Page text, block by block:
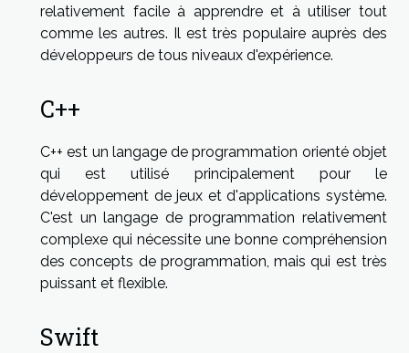
relativement facile à apprendre et à utiliser tout
comme les autres. Il est très populaire auprès des
développeurs de tous niveaux d'expérience.
C++
C++ est un langage de programmation orienté objet
qui est utilisé principalement pour le
développement de jeux et d'applications système.
C'est un langage de programmation relativement
complexe qui nécessite une bonne compréhension
des concepts de programmation, mais qui est très
puissant et flexible.
Swift